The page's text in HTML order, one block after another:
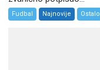
Fudbal Najnovije Ostalo